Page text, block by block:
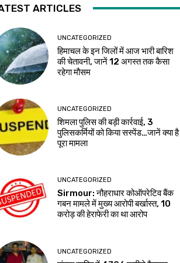
ARTICLES
UNCATEGORIZED
हिमाचल के इन जिलों में आज भारी बारिश
की चेतावनी, जानें 12 अगस्त तक कैसा
रहेगा मौसम
UNCATEGORIZED
शिमला पुलिस की बड़ी कार्रवाई, 3
पुलिसकर्मियों को किया सस्पेंड…जानें क्या है
पूरा मामला
UNCATEGORIZED
Sirmour: नौहराधार कोऑपरेटिव बैंक
गबन मामले में मुख्य आरोपी बर्खास्त, 10
करोड़ की हेराफेरी का था आरोप
UNCATEGORIZED